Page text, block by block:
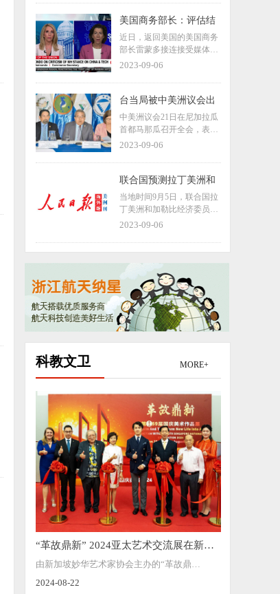
与挑战，以更好地保护人类
的安全和尊严。
美国商务部长：评估结
束前，预计不会改变对
华关税政策
近日，返回美国的美国商务
部长雷蒙多接连接受媒体采
访，宣传自己的访华“成
商业频道（CNBC）节目采
访时，强调了沟通对于促进
中美经济关系的重要性，称
美企“迫切”需要中美之间进
行对话。
2023-09-06
台当局被中美洲议会出
局，“断交”效应涌现，
下一个恐是危地马拉
中美洲议会21日在尼加拉瓜
首都马那瓜召开全会，表决
通过关于取消台湾地区立法
议会常驻观察员的两项决
议。
2023-09-06
联合国预测拉丁美洲和
加勒比地区今年经济增
长1.7% 低于2022年的
3.7%
当地时间9月5日，联合国拉
丁美洲和加勒比经济委员会
（拉加经委会）在一份宏观
22年的3.7%，预计2024年经
济增长为1.5%。
2023-09-06
“革故鼎新” 2024亚太艺术交流展在新加
坡开幕
由新加坡妙华艺术家协会主办的“革故鼎
新”2024亚太艺术交流展于8月21日在新加坡开
2024-08-22
科教文卫 MORE+